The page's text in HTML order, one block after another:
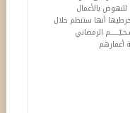
بالأعمال
أنها ستنظم خلال
من شهر أبريل 2022: الـمـخـيّــــــم الرمضاني